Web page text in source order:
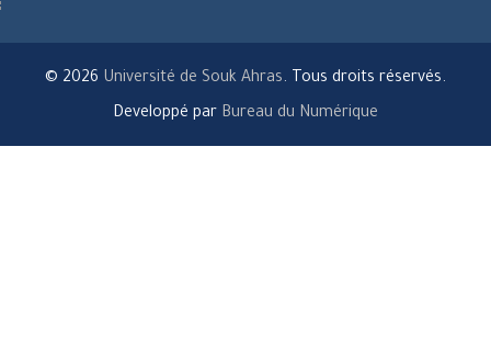
© 2026 Université de Souk Ahras. Tous droits réservés.
Developpé par Bureau du Numérique